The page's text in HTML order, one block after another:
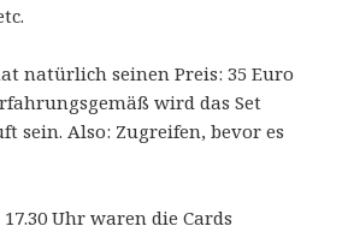
natürlich seinen Preis: 35 Euro
wird das Set
sein. Also: Zugreifen, bevor es
17.30 Uhr waren die Cards